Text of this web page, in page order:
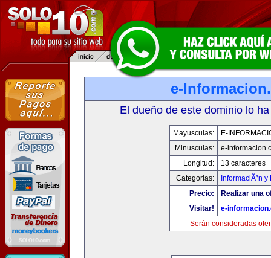
e-
El dueño de este dominio lo
Mayusculas:
E-
Minusculas:
e-
Longitud:
13 caracteres
Categorias:
InformaciÃ³n
Precio:
Realizar una
Visitar!
e-
Serán consideradas